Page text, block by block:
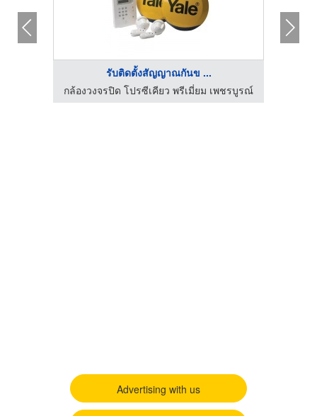
รับติดตั้งสัญญาณกันข ...
กล้องวงจรปิด โปรซีเคียว พรีเมี่ยม เพชรบูรณ์
Advertising with us